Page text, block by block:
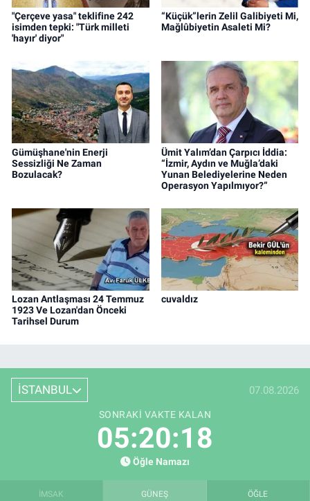
"Çerçeve yasa" teklifine 242
isimden tepki: "Türk milleti
'hayır' diyor"
“Küçük”lerin Zelil Galibiyeti Mi,
Mağlûbiyetin Asaleti Mi?
Gümüşhane'nin Enerji
Sessizliği Ne Zaman
Bozulacak?
Ümit Yalım’dan Çarpıcı İddia:
“İzmir, Aydın ve Muğla’daki
Yunan Belediyelerine Neden
Operasyon Yapılmıyor?”
Lozan Antlaşması 24 Temmuz
1923 Ve Lozan'dan Önceki
Tarihsel Durum
cuvaldız
İSTANBUL 07.08.2026
SONRAKI VAKTE KALAN
05:20:17
Öğle Namazı
İMSAK GÜNEŞ ÖĞLE